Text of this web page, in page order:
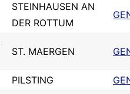
STEINHAUSEN AN
DER ROTTUM
ST. MAERGEN
PILSTING